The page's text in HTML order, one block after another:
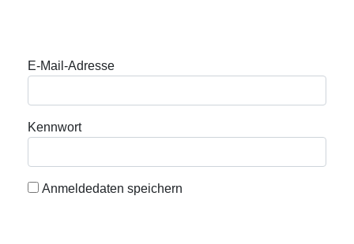
Anmeldung
E-Mail-Adresse
Kennwort
Anmeldedaten speichern